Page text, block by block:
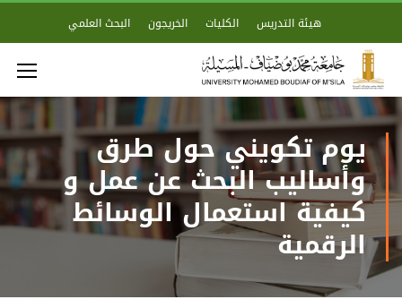
هيئة التدريس الكليات الخريجون البحث العلمي
يوم تكويني حول طرق
وأساليب البحث عن عمل و
كيفية استعمال الوسائط
الرقمية